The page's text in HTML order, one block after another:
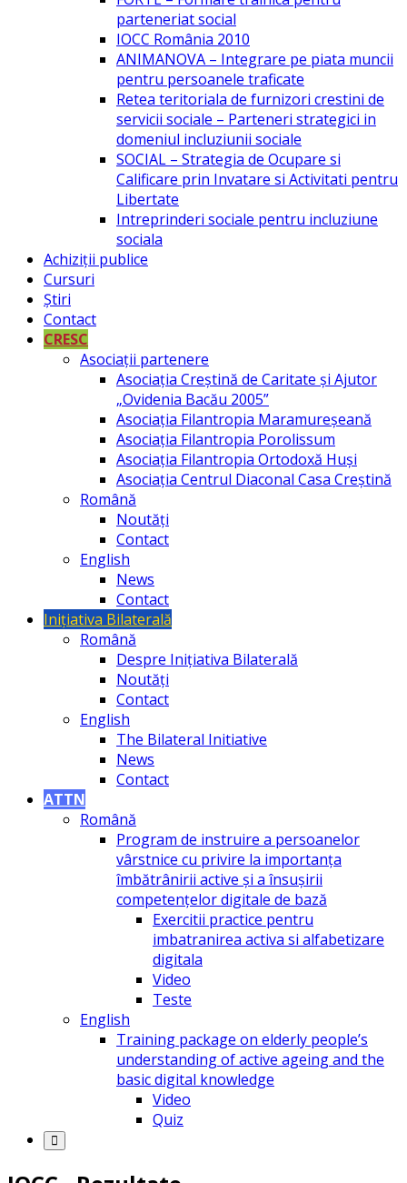
parteneriat social
IOCC România 2010
ANIMANOVA – Integrare pe piata muncii
pentru persoanele traficate
Retea teritoriala de furnizori crestini de
servicii sociale – Parteneri strategici in
domeniul incluziunii sociale
SOCIAL – Strategia de Ocupare si
Calificare prin Invatare si Activitati pentru
Libertate
Intreprinderi sociale pentru incluziune
sociala
Achiziții publice
Cursuri
Știri
Contact
CRESC
Asociații partenere
Asociația Creștină de Caritate și Ajutor
„Ovidenia Bacău 2005”
Asociația Filantropia Maramureșeană
Asociația Filantropia Porolissum
Asociația Filantropia Ortodoxă Huşi
Asociația Centrul Diaconal Casa Creștină
Română
Noutăți
Contact
English
News
Contact
Inițiativa Bilaterală
Română
Despre Inițiativa Bilaterală
Noutăți
Contact
English
The Bilateral Initiative
News
Contact
ATTN
Română
Program de instruire a persoanelor
vârstnice cu privire la importanța
îmbătrânirii active și a însușirii
competențelor digitale de bază
Exercitii practice pentru
imbatranirea activa si alfabetizare
digitala
Video
Teste
English
Training package on elderly people’s
understanding of active ageing and the
basic digital knowledge
Video
Quiz